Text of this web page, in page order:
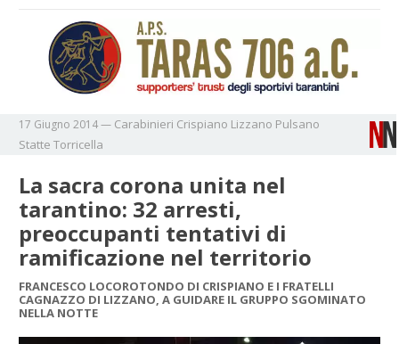
17 Giugno 2014— Carabinieri Crispiano Lizzano Pulsano
Statte Torricella
La sacra corona unita nel
tarantino: 32 arresti,
preoccupanti tentativi di
ramificazione nel territorio
FRANCESCO LOCOROTONDO DI CRISPIANO E I FRATELLI
CAGNAZZO DI LIZZANO, A GUIDARE IL GRUPPO SGOMINATO
NELLA NOTTE